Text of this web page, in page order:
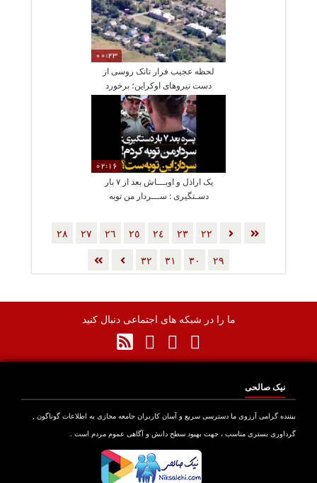
00:23
لحظه عجیب فرار تانک روسی از
دست نیروهای اوکراین؛ برخورد
به درخت!
02:16
یک اراذل و اوبـــاش بعد از ۷ بار
دسـتگیری : ســـردار من توبه
٢٢ ٢٣ ٢٤ ٢٥ ٢٦ ٢٧ ٢٨
٢٩ ٣٠ ٣١ ٣٢
ما را در شبکه های اجتماعی دنبال کنید
نیک صالحی
بیننده گرامی آرزوی ما دسترسی سریع و آسان کاربران جامعه مجازی به اطلاعات گوناگون ,
گرداوری بستری مناسب ، جهت بهبود سطح دانش و آگاهی عموم مردم است .